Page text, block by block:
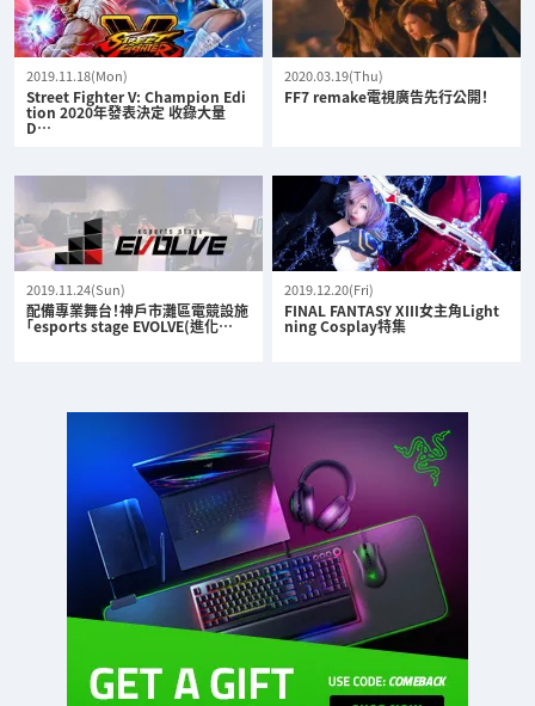
2019.11.18(Mon)
Street Fighter V: Champion Edi
tion 2020年發表決定 收錄大量
D…
2020.03.19(Thu)
FF7 remake電視廣告先行公開！
2019.11.24(Sun)
配備專業舞台！神戶市灘區電競設施
「esports stage EVOLVE(進化…
2019.12.20(Fri)
FINAL FANTASY XIII女主角Light
ning Cosplay特集